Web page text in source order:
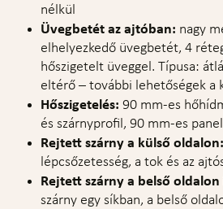
nélkül
Üvegbetét az ajtóban: nagy
elhelyezkedő üvegbetét, 4
hőszigetelt üveggel. Típusa:
eltérő – további lehetőségek a
Hőszigetelés: 90 mm-es
és szárnyprofil, 90 mm-es panel
Rejtett szárny a külső oldalon:
lépcsőzetesség, a tok és az
Rejtett szárny a belső oldalon
szárny egy síkban, a belső